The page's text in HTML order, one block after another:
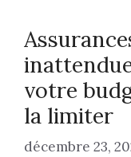
votre
la limiter
décembre 23,